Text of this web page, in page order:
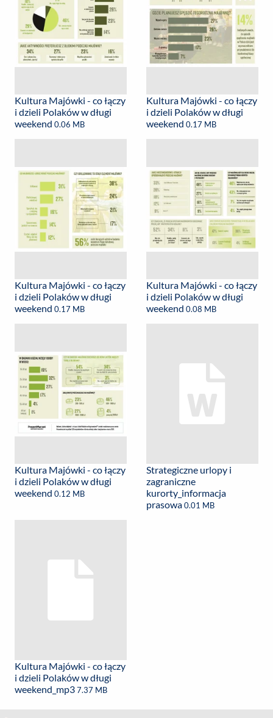
Kultura Majówki - co łączy
i dzieli Polaków w długi
weekend 0.06 MB
Kultura Majówki - co łączy
i dzieli Polaków w długi
weekend 0.17 MB
Kultura Majówki - co łączy
i dzieli Polaków w długi
weekend 0.17 MB
Kultura Majówki - co łączy
i dzieli Polaków w długi
weekend 0.08 MB
Kultura Majówki - co łączy
i dzieli Polaków w długi
weekend 0.12 MB
Strategiczne urlopy i
zagraniczne
kurorty_informacja
prasowa0.01 MB
Kultura Majówki - co łączy
i dzieli Polaków w długi
weekend_mp37.37 MB